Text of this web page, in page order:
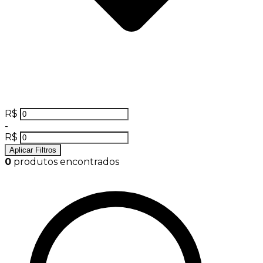
R$
-
R$
Aplicar Filtros
0 produtos encontrados